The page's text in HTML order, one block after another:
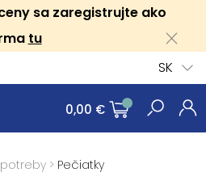
sa zaregistrujte ako
tu
SK
0,00 €
> Pečiatky